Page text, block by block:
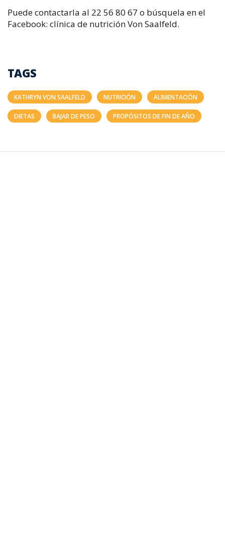
Puede contactarla al 22 56 80 67 o búsquela en el
Facebook: clínica de nutrición Von Saalfeld.
TAGS
KATHRYN VON SAALFELD NUTRICIÓN ALIMENTACIÓN
DIETAS BAJAR DE PESO PROPÓSITOS DE FIN DE AÑO